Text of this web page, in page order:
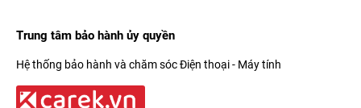
Trung tâm bảo hành ủy quyền
Hệ thống bảo hành và chăm sóc Điện thoại - Máy tính